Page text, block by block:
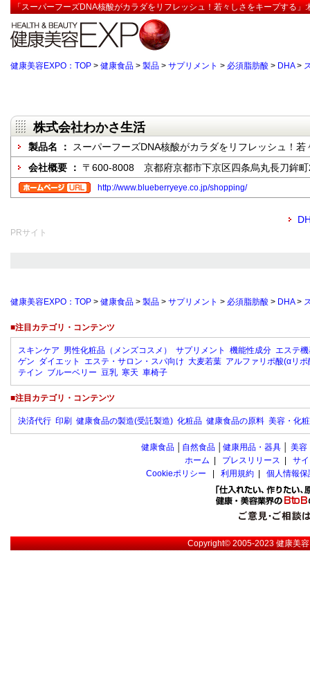
「スーパーフーズDNA核酸がカラダをリフレッシュ！若々しさをキープする」
健康美容EXPO：TOP > 健康食品 > 製品 > サプリメント > 必須脂肪酸 > DHA>
株式会社わかさ生活
製品名 ：
スーパーフーズDNA核酸がカラダをリフレッシュ！
会社概要 ： 〒600-8008 京都府京都市下京区四条烏丸長刀鉾
http://www.blueberryeye.co.jp/shopping/
PRサイト
健康美容EXPO：TOP > 健康食品 > 製品 > サプリメント > 必須脂肪酸 > DHA>
■注目カテゴリ・コンテンツ
スキンケア 男性化粧品（メンズコスメ） サプリメント 機能性成分 エステ
ゲン ダイエット エステ・サロン・スパ向け 大麦若葉 アルファリポ酸(αリポ
テイン ブルーベリー 豆乳 寒天 車椅子
■注目カテゴリ・コンテンツ
決済代行 印刷 健康食品の製造(受託製造) 化粧品 健康食品の原料 美容・化
健康食品 自然食品 健康用品・器具 美容
ホーム
プレスリリース
サ
Cookieポリシー
利用規約 個人情報
Copyright© 2005-2023健康美